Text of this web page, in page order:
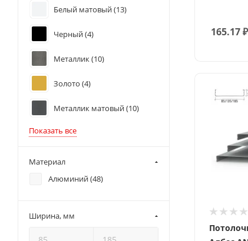
165.17₽
Белый матовый (13)
Черный (4)
Металлик (10)
Золото (4)
Металлик матовый (10)
Показать все
Материал
Алюминий (48)
Ширина, мм